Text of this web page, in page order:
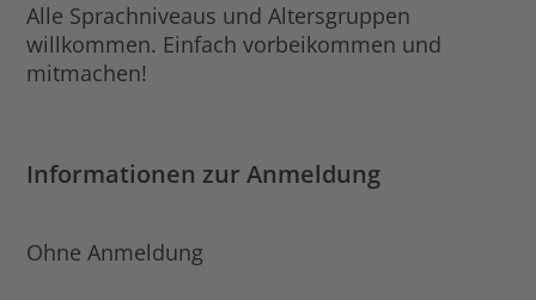
Alle Sprachniveaus und Altersgruppen
willkommen. Einfach vorbeikommen und
mitmachen!
Informationen zur Anmeldung
Ohne Anmeldung